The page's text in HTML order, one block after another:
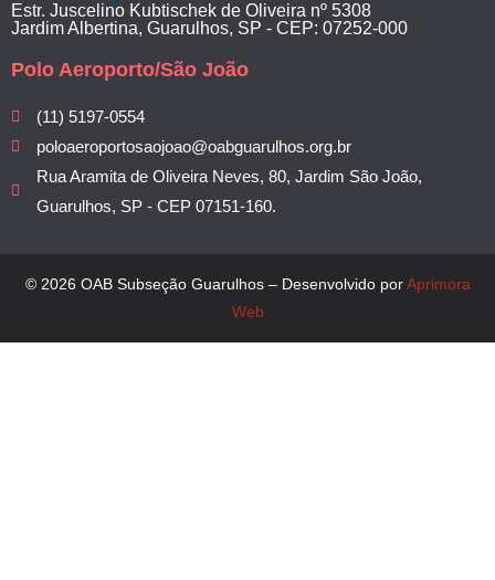
Estr. Juscelino Kubtischek de Oliveira nº 5308
Jardim Albertina, Guarulhos, SP - CEP: 07252-000
Polo Aeroporto/São João
(11) 5197-0554
poloaeroportosaojoao@oabguarulhos.org.br
Rua Aramita de Oliveira Neves, 80, Jardim São João,
Guarulhos, SP - CEP 07151-160.
© 2026 OAB Subseção Guarulhos – Desenvolvido porAprimora
Web